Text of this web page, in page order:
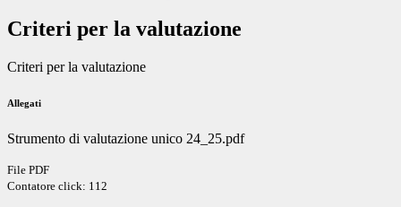
Criteri per la valutazione
Criteri per la valutazione
Allegati
Strumento di valutazione unico 24_25.pdf
File PDF
Contatore click: 112